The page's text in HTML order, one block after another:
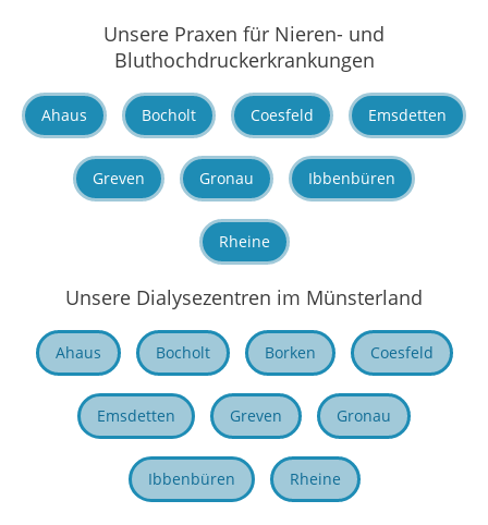
Unsere Praxen für Nieren- und
Bluthochdruckerkrankungen
Ahaus Bocholt Coesfeld Emsdetten
Greven Gronau Ibbenbüren
Rheine
Unsere Dialysezentren im Münsterland
Ahaus Bocholt Borken Coesfeld
Emsdetten Greven Gronau
Ibbenbüren Rheine